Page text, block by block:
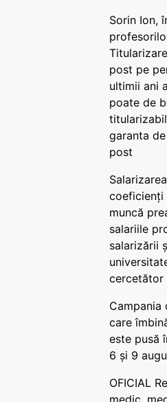
Sorin Ion,
post pe
ultimii ani
poate de
garanta
post
coeficienți
muncă
salariile
salarizării
cercetător
Campania
care
este pusă
6 și 9
OFICIAL
medic,